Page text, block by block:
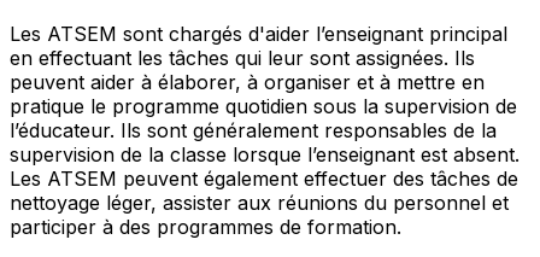
Les ATSEM sont chargés d'aider l’enseignant principal
en effectuant les tâches qui leur sont assignées. Ils
peuvent aider à élaborer, à organiser et à mettre en
pratique le programme quotidien sous la supervision de
l’éducateur. Ils sont généralement responsables de la
supervision de la classe lorsque l’enseignant est absent.
Les ATSEM peuvent également effectuer des tâches de
nettoyage léger, assister aux réunions du personnel et
participer à des programmes de formation.